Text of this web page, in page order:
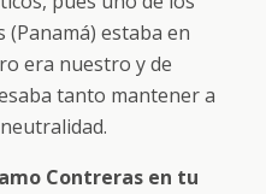
estaba en
era nuestro y de
tanto mantener a
Contreras en tu